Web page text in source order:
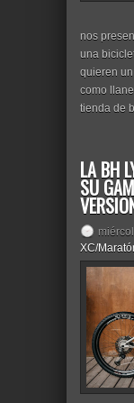
nos
una
quieren
como
tienda de
LA BH
SU
XC/